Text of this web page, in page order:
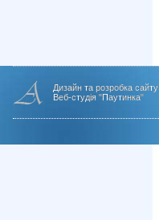
Дизайн та розробка сайту
Веб-студія "Паутинка"